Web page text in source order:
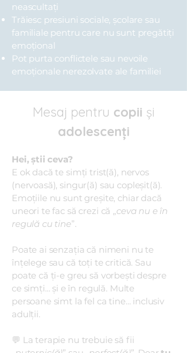
neascultați
Trăiesc presiuni sociale, școlare sau
familiale pentru care nu sunt pregătiți
emoțional
Pot purta conflictele sau nevoile
emoționale nerezolvate ale familiei
Mesaj pentru copii și
adolescenți
Hei, știi ceva?
E ok dacă te simți trist(ă), nervos
(nervoasă), singur(ă) sau copleșit(ă).
Emoțiile nu sunt greșite, chiar dacă
uneori te fac să crezi că „ceva nu e în
regulă cu tine”.
Poate ai senzația că nimeni nu te
înțelege sau că toți te critică. Sau
poate că ți-e greu să vorbești despre
ce simți... și e în regulă. Multe
persoane simt la fel ca tine... inclusiv
adulții.
💬 La terapie nu trebuie să fii